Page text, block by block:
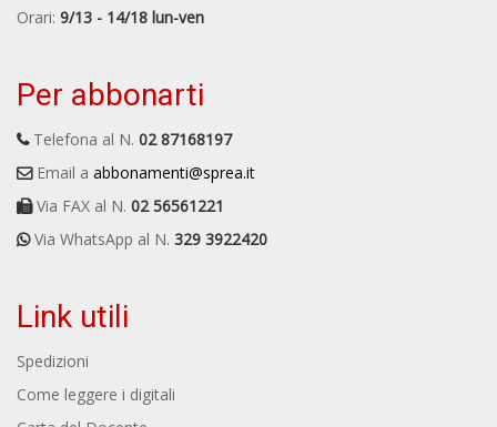
Orari: 9/13 - 14/18 lun-ven
Per abbonarti
Telefona al N. 02 87168197
Email a abbonamenti@sprea.it
Via FAX al N. 02 56561221
Via WhatsApp al N. 329 3922420
Link utili
Spedizioni
Come leggere i digitali